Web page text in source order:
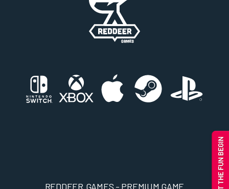
REDDEER.GAMES - PREMIUM GAME